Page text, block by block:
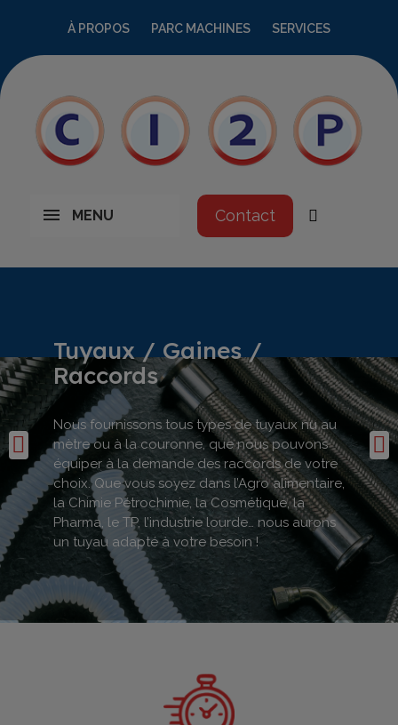
À PROPOS PARC MACHINES SERVICES
MENU Contact
Tuyaux / Gaines /
Raccords
Nous fournissons tous types de tuyaux nu au
mètre ou à la couronne, que nous pouvons
équiper à la demande des raccords de votre
choix. Que vous soyez dans l’Agro alimentaire,
la Chimie Pétrochimie, la Cosmétique, la
Pharma, le TP, l’industrie lourde… nous aurons
un tuyau adapté à votre besoin !